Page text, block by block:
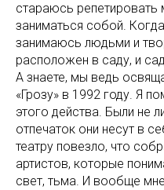
стараюсь
заниматься собой.
занимаюсь людьми и
расположен в саду, и
А знаете, мы ведь
«Грозу» в 1992 году. Я
этого действа. Были не
отпечаток они несут в
театру повезло, что
артистов, которые
свет, тьма. И вообще